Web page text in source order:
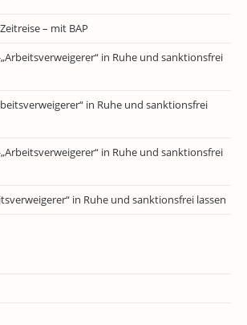
Zeitreise – mit BAP
in Ruhe und sanktionsfrei
in Ruhe und sanktionsfrei
in Ruhe und sanktionsfrei
in Ruhe und sanktionsfrei lassen